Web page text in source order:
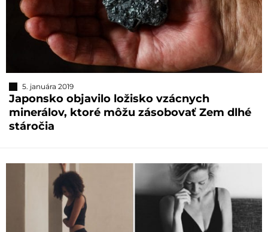
5. januára 2019
Japonsko objavilo ložisko vzácnych
minerálov, ktoré môžu zásobovať Zem dlhé
stáročia